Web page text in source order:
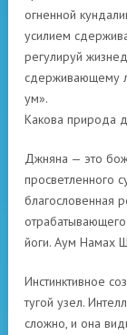
огненной
усилием
регулируй
сдерживающему
ум».
Какова природа
Джняна — это
просветленного
благословенная
йоги. Аум Намах
Инстинктивное
тугой узел.
сложно, и она